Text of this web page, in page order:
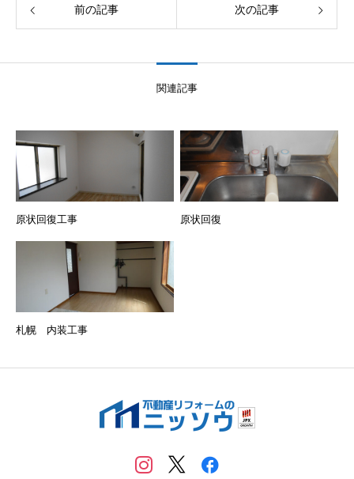
前の記事 次の記事
関連記事
原状回復工事 原状回復
札幌 内装工事